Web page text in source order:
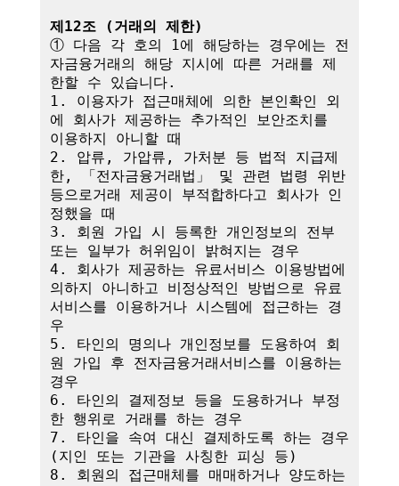
제12조 (거래의 제한)
① 다음 각 호의 1에 해당하는 경우에는 전
자금융거래의 해당 지시에 따른 거래를 제
한할 수 있습니다.
1. 이용자가 접근매체에 의한 본인확인 외
에 회사가 제공하는 추가적인 보안조치를
이용하지 아니할 때
2. 압류, 가압류, 가처분 등 법적 지급제
한, 「전자금융거래법」 및 관련 법령 위반
등으로거래 제공이 부적합하다고 회사가 인
정했을 때
3. 회원 가입 시 등록한 개인정보의 전부
또는 일부가 허위임이 밝혀지는 경우
4. 회사가 제공하는 유료서비스 이용방법에
의하지 아니하고 비정상적인 방법으로 유료
서비스를 이용하거나 시스템에 접근하는 경
우
5. 타인의 명의나 개인정보를 도용하여 회
원 가입 후 전자금융거래서비스를 이용하는
경우
6. 타인의 결제정보 등을 도용하거나 부정
한 행위로 거래를 하는 경우
7. 타인을 속여 대신 결제하도록 하는 경우
(지인 또는 기관을 사칭한 피싱 등)
8. 회원의 접근매체를 매매하거나 양도하는